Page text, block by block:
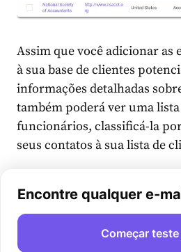
Assim que você adicionar as
à sua base de clientes
informações detalhadas
também poderá ver uma lista
funcionários, classificá-la
seus contatos à sua lista de
Encontre qualquer e-
Começar